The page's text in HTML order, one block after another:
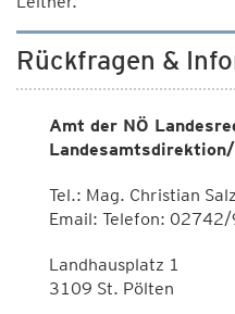
Rückfragen &
Amt der NÖ
Tel.: Mag. Christian
Email: Telefon:
Landhausplatz 1
3109 St. Pölten